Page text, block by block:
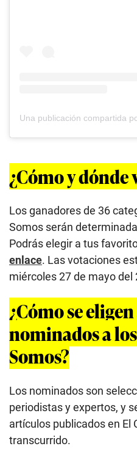
¿Cómo y dónde
Los ganadores de 36
Somos serán
Podrás elegir a tus
enlace. Las votaciones
miércoles 27 de mayo del
¿Cómo se
nominados a
Somos?
Los nominados son
periodistas y expertos, y
artículos publicados en El
transcurrido.